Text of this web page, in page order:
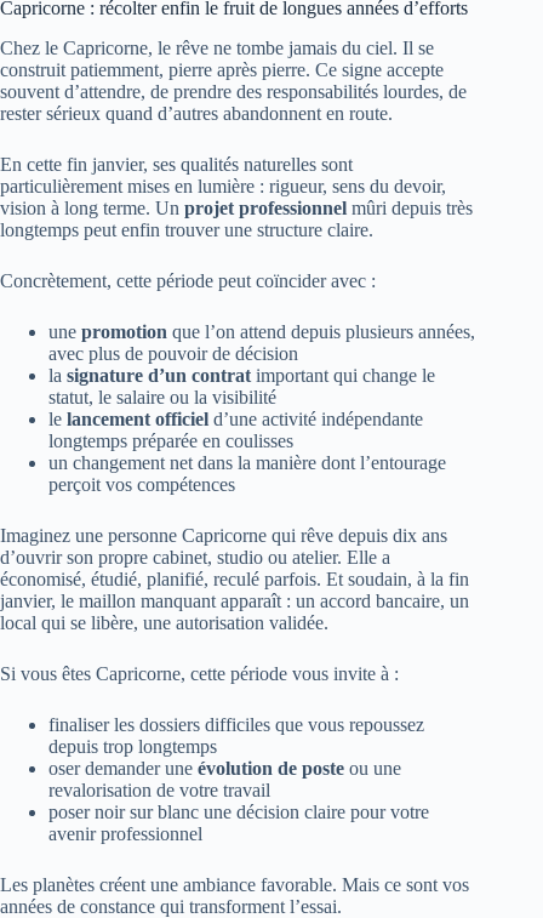
Capricorne : récolter enfin le fruit de longues années d’efforts
Chez le Capricorne, le rêve ne tombe jamais du ciel. Il se
construit patiemment, pierre après pierre. Ce signe accepte
souvent d’attendre, de prendre des responsabilités lourdes, de
rester sérieux quand d’autres abandonnent en route.
En cette fin janvier, ses qualités naturelles sont
particulièrement mises en lumière : rigueur, sens du devoir,
vision à long terme. Un projet professionnel mûri depuis très
longtemps peut enfin trouver une structure claire.
Concrètement, cette période peut coïncider avec :
une promotion que l’on attend depuis plusieurs années,
avec plus de pouvoir de décision
la signature d’un contrat important qui change le
statut, le salaire ou la visibilité
le lancement officiel d’une activité indépendante
longtemps préparée en coulisses
un changement net dans la manière dont l’entourage
perçoit vos compétences
Imaginez une personne Capricorne qui rêve depuis dix ans
d’ouvrir son propre cabinet, studio ou atelier. Elle a
économisé, étudié, planifié, reculé parfois. Et soudain, à la fin
janvier, le maillon manquant apparaît : un accord bancaire, un
local qui se libère, une autorisation validée.
Si vous êtes Capricorne, cette période vous invite à :
finaliser les dossiers difficiles que vous repoussez
depuis trop longtemps
oser demander une évolution de poste ou une
revalorisation de votre travail
poser noir sur blanc une décision claire pour votre
avenir professionnel
Les planètes créent une ambiance favorable. Mais ce sont vos
années de constance qui transforment l’essai.